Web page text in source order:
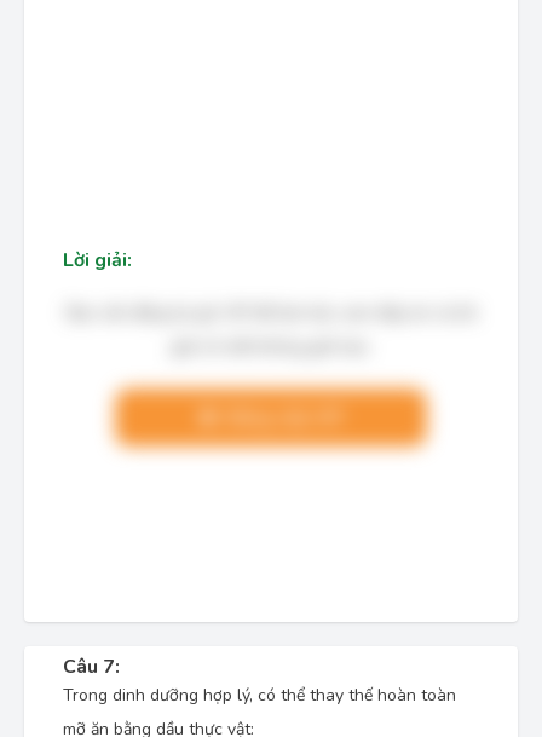
Lời giải:
Câu 7:
Trong dinh dưỡng hợp lý, có thể thay thế hoàn toàn
mỡ ăn bằng dầu thực vật: